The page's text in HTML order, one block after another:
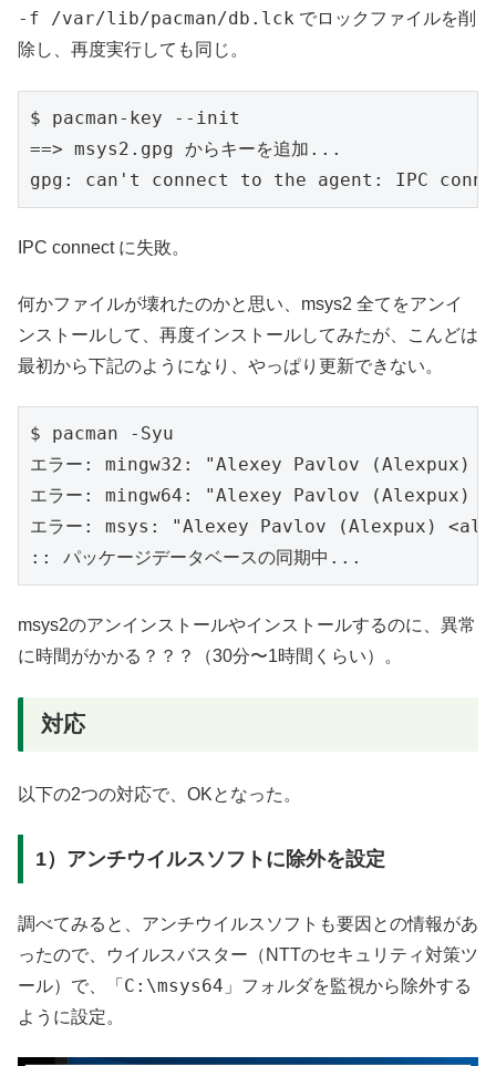
-f /var/lib/pacman/db.lck でロックファイルを削
除し、再度実行しても同じ。
$ pacman-key --init
==> msys2.gpg からキーを追加...
IPC connect に失敗。
何かファイルが壊れたのかと思い、msys2 全てをアンイ
ンストールして、再度インストールしてみたが、こんどは
最初から下記のようになり、やっぱり更新できない。
$ pacman -Syu
エラー: mingw32: "Alexey Pavlov (Alexpux)
エラー: mingw64: "Alexey Pavlov (Alexpux)
エラー: msys: "Alexey Pavlov (Alexpux)
msys2のアンインストールやインストールするのに、異常
に時間がかかる？？？（30分〜1時間くらい）。
対応
以下の2つの対応で、OKとなった。
1）アンチウイルスソフトに除外を設定
調べてみると、アンチウイルスソフトも要因との情報があ
ったので、ウイルスバスター（NTTのセキュリティ対策ツ
ール）で、「 C:\msys64 」フォルダを監視から除外する
ように設定。